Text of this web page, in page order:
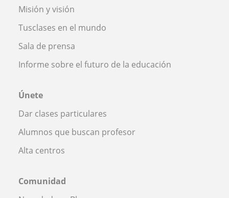
Misión y visión
Tusclases en el mundo
Sala de prensa
Informe sobre el futuro de la educación
Únete
Dar clases particulares
Alumnos que buscan profesor
Alta centros
Comunidad